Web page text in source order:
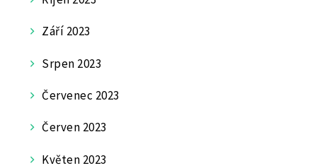
Září 2023
Srpen 2023
Červenec 2023
Červen 2023
Květen 2023